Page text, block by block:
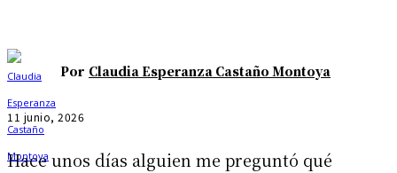
Por Claudia Esperanza Castaño Montoya
11 junio, 2026
Hace unos días alguien me preguntó qué